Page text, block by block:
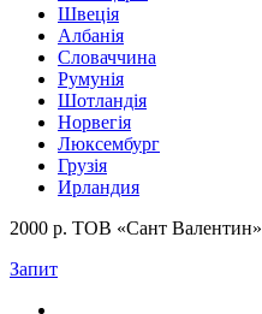
Швеція
Албанія
Словаччина
Румунія
Шотландія
Норвегія
Люксембург
Грузія
Ирландия
2000 р. ТОВ «Сант Валентин»
Запит